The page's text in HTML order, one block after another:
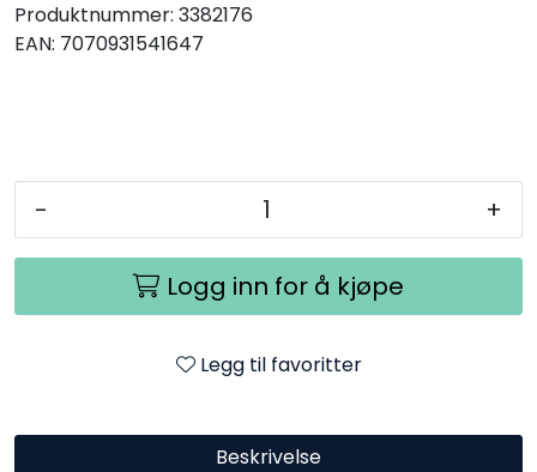
Produktnummer: 3382176
EAN: 7070931541647
- +
Logg inn for å kjøpe
Legg til favoritter
Beskrivelse
Lyskilder
EPD
Sluttsalg